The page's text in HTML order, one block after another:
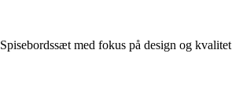
Spisebordssæt med fokus på design og kvalitet